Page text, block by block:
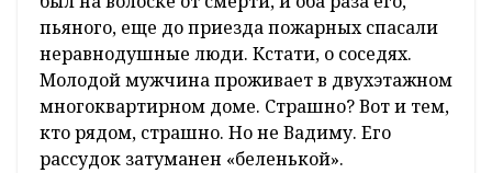
пьяного, еще до приезда пожарных спасали
неравнодушные люди. Кстати, о соседях.
Молодой мужчина проживает в двухэтажном
многоквартирном доме. Страшно? Вот и тем,
кто рядом, страшно. Но не Вадиму. Его
рассудок затуманен «беленькой».